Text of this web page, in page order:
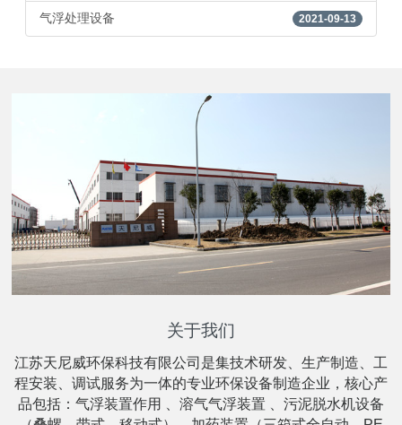
2021-09-13
气浮处理设备
关于我们
江苏天尼威环保科技有限公司是集技术研发、生产制造、工
程安装、调试服务为一体的专业环保设备制造企业，核心产
品包括：气浮装置作用 、溶气气浮装置 、污泥脱水机设备